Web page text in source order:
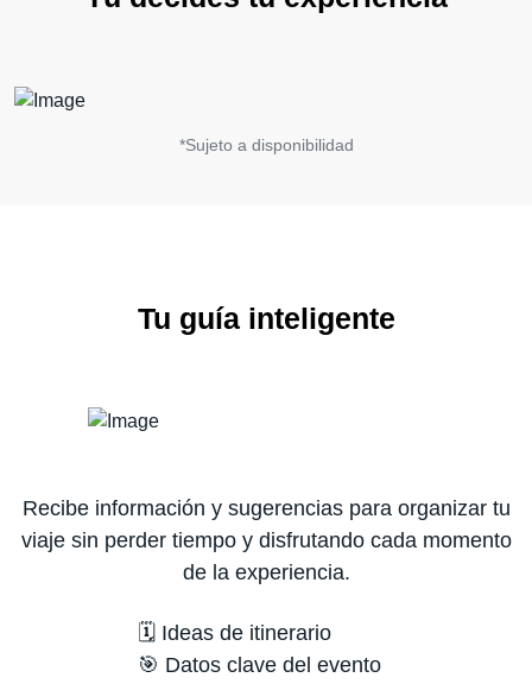
*Sujeto a disponibilidad
Tu guía inteligente
Recibe información y sugerencias para organizar tu
viaje sin perder tiempo y disfrutando cada momento
de la experiencia.
🗓️ Ideas de itinerario
🎯 Datos clave del evento